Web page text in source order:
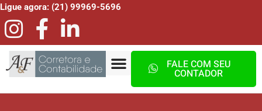
Ligue agora: (21) 99969-5696
FALE COM SEU
CONTADOR